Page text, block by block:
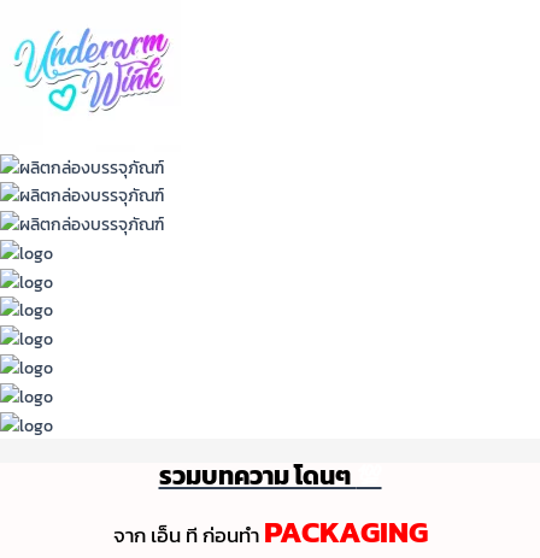
รวมบทความ โดนๆ
จาก เอ็น ที ก่อนทํา PACKAGING